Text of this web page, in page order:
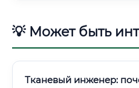
💡 Может быть
Тканевый инженер: